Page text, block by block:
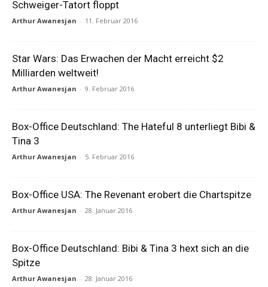
Schweiger-Tatort floppt
Arthur Awanesjan - 11. Februar 2016
Star Wars: Das Erwachen der Macht erreicht $2
Milliarden weltweit!
Arthur Awanesjan - 9. Februar 2016
Box-Office Deutschland: The Hateful 8 unterliegt Bibi &
Tina 3
Arthur Awanesjan - 5. Februar 2016
Box-Office USA: The Revenant erobert die Chartspitze
Arthur Awanesjan - 28. Januar 2016
Box-Office Deutschland: Bibi & Tina 3 hext sich an die
Spitze
Arthur Awanesjan - 28. Januar 2016